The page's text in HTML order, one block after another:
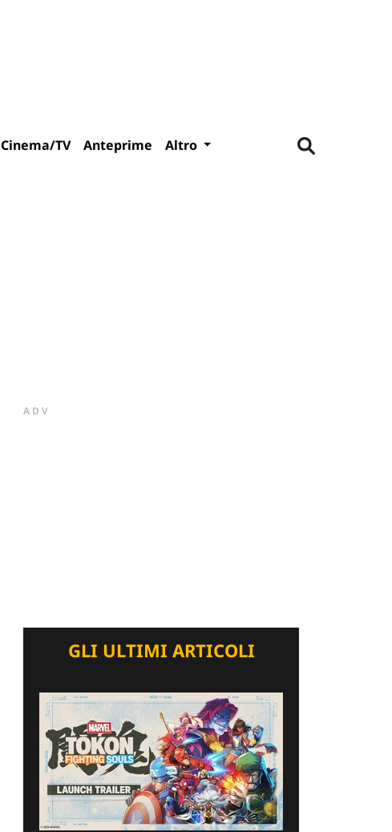
Cinema/TV Anteprime Altro
ADV
GLI ULTIMI ARTICOLI